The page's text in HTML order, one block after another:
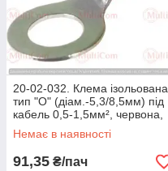
20-02-032. Клема ізольована
тип "О" (діам.-5,3/8,5мм) під
кабель 0,5-1,5мм², червона,
100 шт/пачка
Немає в наявності
91,35 ₴/пач